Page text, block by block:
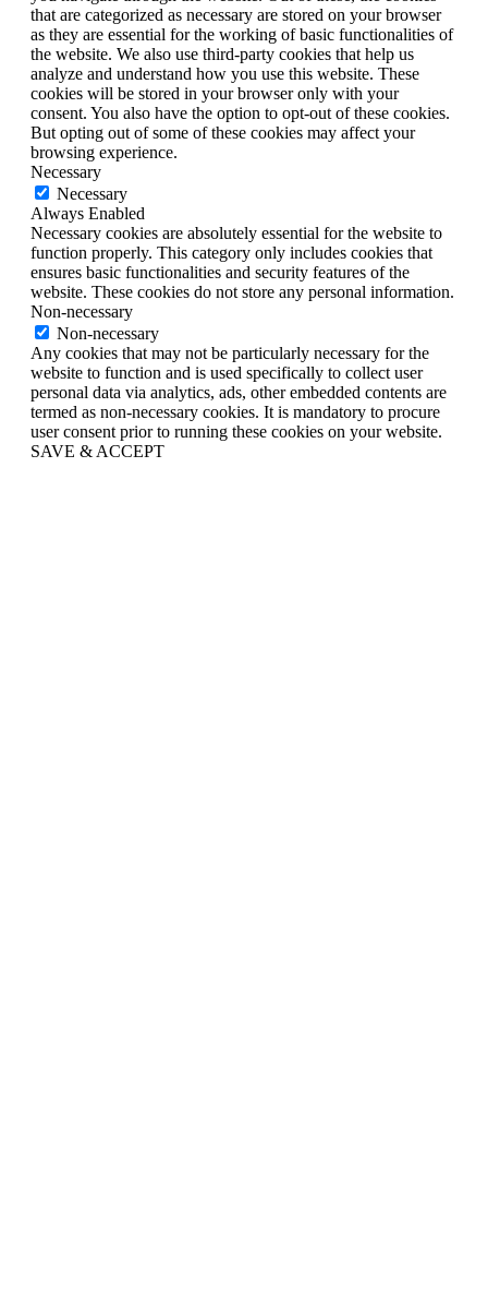
that are categorized as necessary are stored on your browser
as they are essential for the working of basic functionalities of
the website. We also use third-party cookies that help us
analyze and understand how you use this website. These
cookies will be stored in your browser only with your
consent. You also have the option to opt-out of these cookies.
But opting out of some of these cookies may affect your
browsing experience.
Necessary
Necessary
Always Enabled
Necessary cookies are absolutely essential for the website to
function properly. This category only includes cookies that
ensures basic functionalities and security features of the
website. These cookies do not store any personal information.
Non-necessary
Non-necessary
Any cookies that may not be particularly necessary for the
website to function and is used specifically to collect user
personal data via analytics, ads, other embedded contents are
termed as non-necessary cookies. It is mandatory to procure
user consent prior to running these cookies on your website.
SAVE & ACCEPT